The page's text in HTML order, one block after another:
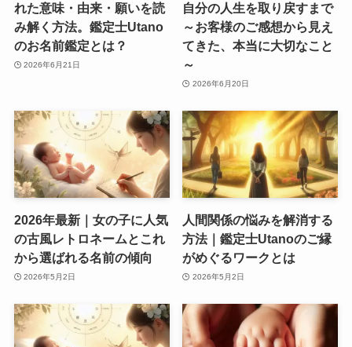
れた意味・由来・願いを読
み解く方法。鑑定士Utano
のお名前鑑定とは？
2026年6月21日
自分の人生を取り戻すまで
～お客様のご感想から見え
てきた、本当に大切なこと
～
2026年6月20日
2026年最新｜女の子に人気
の古風レトロネームとこれ
から選ばれる名前の傾向
2026年5月2日
人間関係の悩みを解消する
方法｜鑑定士Utanoのご縁
がめぐるワークとは
2026年5月2日